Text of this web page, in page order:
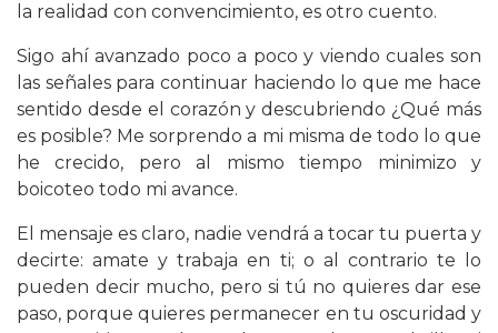
la realidad con convencimiento, es otro cuento.
Sigo ahí avanzado poco a poco y viendo cuales son
las señales para continuar haciendo lo que me hace
sentido desde el corazón y descubriendo ¿Qué más
es posible? Me sorprendo a mi misma de todo lo que
he crecido, pero al mismo tiempo minimizo y
boicoteo todo mi avance.
El mensaje es claro, nadie vendrá a tocar tu puerta y
decirte: amate y trabaja en ti; o al contrario te lo
pueden decir mucho, pero si tú no quieres dar ese
paso, porque quieres permanecer en tu oscuridad y